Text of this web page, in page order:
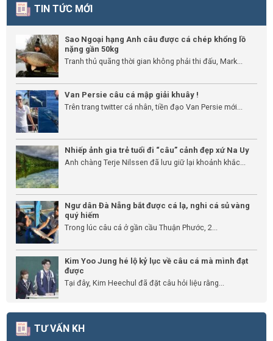
TIN TỨC MỚI
Sao Ngoại hạng Anh câu được cá chép khổng lồ
nặng gần 50kg
Tranh thủ quãng thời gian không phải thi đấu, Mark...
Van Persie câu cá mập giải khuây !
Trên trang twitter cá nhân, tiền đạo Van Persie mới...
Nhiếp ảnh gia trẻ tuổi đi “câu” cảnh đẹp xứ Na Uy
Anh chàng Terje Nilssen đã lưu giữ lại khoảnh khắc...
Ngư dân Đà Nẵng bắt được cá lạ, nghi cá sủ vàng
quý hiếm
Trong lúc câu cá ở gần cầu Thuận Phước, 2...
Kim Yoo Jung hé lộ kỷ lục về câu cá mà mình đạt
được
Tại đây, Kim Heechul đã đặt câu hỏi liệu rằng...
TƯ VẤN KH